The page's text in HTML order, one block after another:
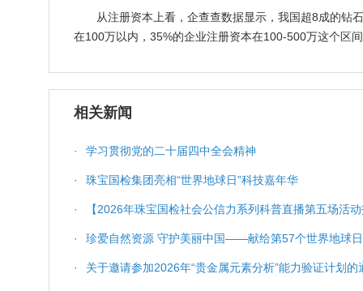
从注册资本上看，企查查数据显示，我国超8成的钻
在100万以内，35%的企业注册资本在100-500万这个区
相关新闻
· 学习贯彻党的二十届四中全会精神
· 珠宝国检集团亮相“世界地球日”科技嘉年华
· 【2026年珠宝国检社会公信力系列科普直播第五场活
科普服务与质量保障
· 珍爱自然资源 守护美丽中国——献给第57个世界地球日
· 关于邀请参加2026年“贵金属元素分析”能力验证计划的